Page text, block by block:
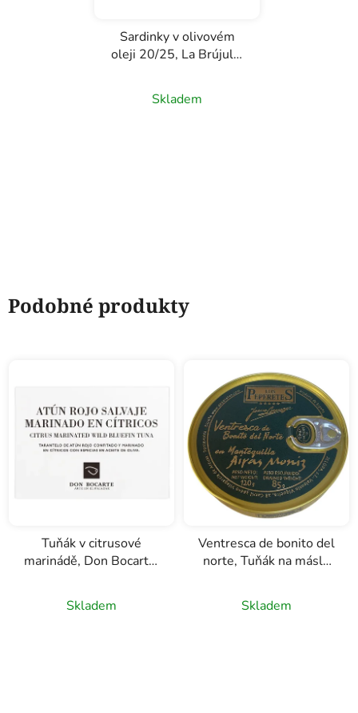
Sardinky v olivovém
oleji 20/25, La Brújula,
Skladem
Podobné produkty
Tuňák v citrusové
marinádě, Don Bocarte,
Skladem
Ventresca de bonito del
norte, Tuňák na másle
Peperetes, 120g
Skladem